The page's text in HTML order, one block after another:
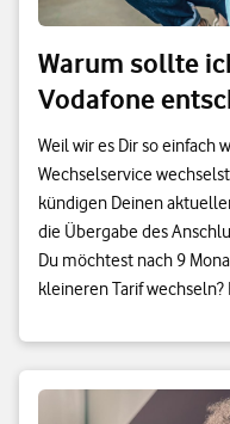
Warum sollte
Vodafone
Weil wir es Dir so einfach
Wechselservice
kündigen Deinen
die Übergabe des
Du möchtest nach 9
kleineren Tarif